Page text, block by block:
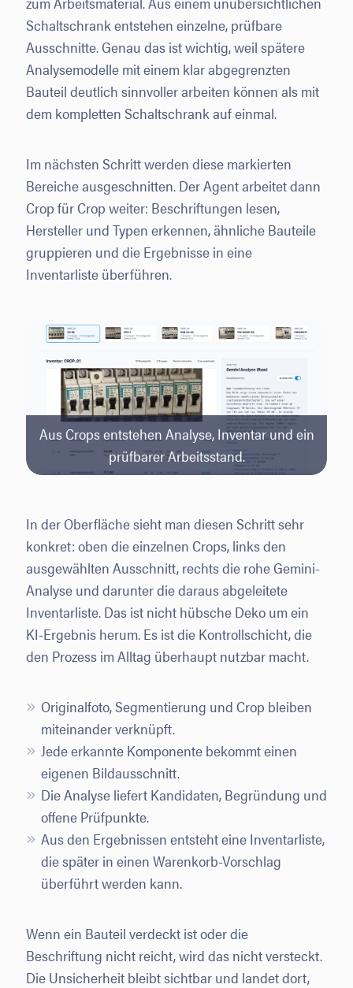
Schaltschrank entstehen einzelne, prüfbare
Ausschnitte. Genau das ist wichtig, weil spätere
Analysemodelle mit einem klar abgegrenzten
Bauteil deutlich sinnvoller arbeiten können als mit
dem kompletten Schaltschrank auf einmal.
Im nächsten Schritt werden diese markierten
Bereiche ausgeschnitten. Der Agent arbeitet dann
Crop für Crop weiter: Beschriftungen lesen,
Hersteller und Typen erkennen, ähnliche Bauteile
gruppieren und die Ergebnisse in eine
Inventarliste überführen.
Aus Crops entstehen Analyse, Inventar und ein
prüfbarer Arbeitsstand.
In der Oberfläche sieht man diesen Schritt sehr
konkret: oben die einzelnen Crops, links den
ausgewählten Ausschnitt, rechts die rohe Gemini-
Analyse und darunter die daraus abgeleitete
Inventarliste. Das ist nicht hübsche Deko um ein
KI-Ergebnis herum. Es ist die Kontrollschicht, die
den Prozess im Alltag überhaupt nutzbar macht.
Originalfoto, Segmentierung und Crop bleiben
miteinander verknüpft.
Jede erkannte Komponente bekommt einen
eigenen Bildausschnitt.
Die Analyse liefert Kandidaten, Begründung und
offene Prüfpunkte.
Aus den Ergebnissen entsteht eine Inventarliste,
die später in einen Warenkorb-Vorschlag
überführt werden kann.
Wenn ein Bauteil verdeckt ist oder die
Beschriftung nicht reicht, wird das nicht versteckt.
Die Unsicherheit bleibt sichtbar und landet dort,